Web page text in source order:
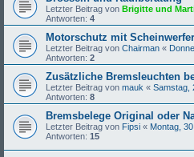
Letzter Beitrag von Brigitte und
Antworten: 4
Motorschutz mit
Letzter Beitrag von Chairman «
Antworten: 2
Zusätzliche Bremsleuchten
Letzter Beitrag von mauk « Samstag,
Antworten: 8
Bremsbelege Original oder
Letzter Beitrag von Fipsi « Montag,
Antworten: 15